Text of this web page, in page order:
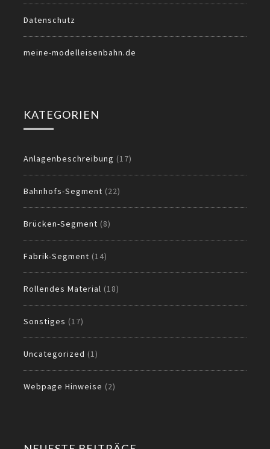
Datenschutz
meine-modelleisenbahn.de
KATEGORIEN
Anlagenbeschreibung (17)
Bahnhofs-Segment (22)
Brücken-Segment (8)
Fabrik-Segment (14)
Rollendes Material (18)
Sonstiges (17)
Uncategorized (1)
Webpage Hinweise (2)